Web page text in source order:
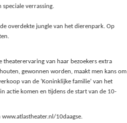
verrassing.
overdekte jungle van het dierenpark. Op
theaterervaring van haar bezoekers extra
gewonnen worden, maakt men kans om
van de ‘Koninklijke familie’ van het
actie komen en tijdens de start van de 10-
10daagse.